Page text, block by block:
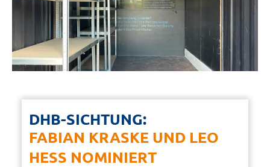
DHB-SICHTUNG:
FABIAN KRASKE UND LEO
HESS NOMINIERT